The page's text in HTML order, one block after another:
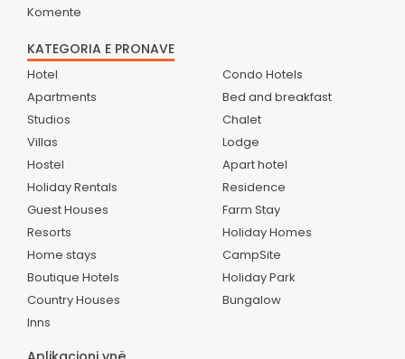
Komente
KATEGORIA E PRONAVE
Hotel
Apartments
Studios
Villas
Hostel
Holiday Rentals
Guest Houses
Resorts
Home stays
Boutique Hotels
Country Houses
Inns
Condo Hotels
Bed and breakfast
Chalet
Lodge
Apart hotel
Residence
Farm Stay
Holiday Homes
CampSite
Holiday Park
Bungalow